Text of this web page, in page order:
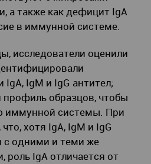
а также как дефицит IgA
в иммунной системе.
исследователи оценили
IgM и IgG антител;
образцов, чтобы
иммунной системы. При
хотя IgA, IgM и IgG
с одними и теми же
IgA отличается от